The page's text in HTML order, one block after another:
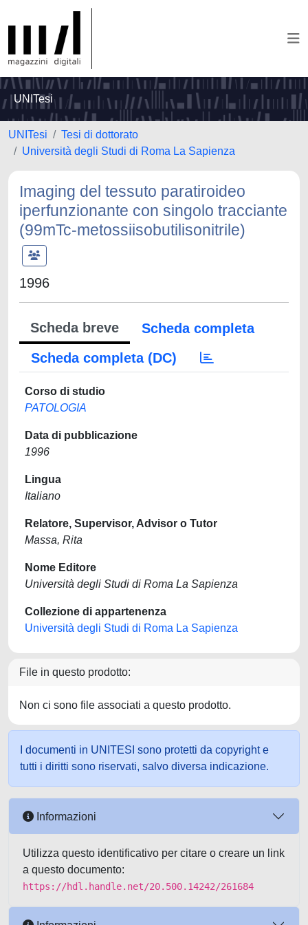
UNITesi
UNITesi
Tesi di dottorato
Università degli Studi di Roma La Sapienza
Imaging del tessuto paratiroideo
iperfunzionante con singolo tracciante
(99mTc-metossiisobutilisonitrile)
1996
Scheda breve
Scheda completa
Scheda completa (DC)
Corso di studio
PATOLOGIA
Data di pubblicazione
1996
Lingua
Italiano
Relatore, Supervisor, Advisor o Tutor
Massa, Rita
Nome Editore
Università degli Studi di Roma La Sapienza
Collezione di appartenenza
Università degli Studi di Roma La Sapienza
File in questo prodotto:
Non ci sono file associati a questo prodotto.
I documenti in UNITESI sono protetti da copyright e
tutti i diritti sono riservati, salvo diversa indicazione.
Informazioni
Utilizza questo identificativo per citare o creare un link
a questo documento:
https://hdl.handle.net/20.500.14242/261684